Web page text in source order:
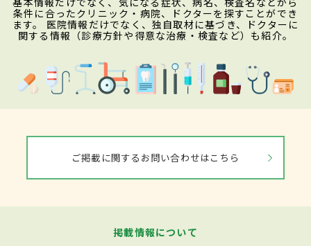
条件に合ったクリニック・病院、ドクターを探すことができ
ます。 医院情報だけでなく、独自取材に基づき、ドクターに
関する情報（診療方針や得意な治療・検査など）も紹介。
ご掲載に関するお問い合わせはこちら
掲載情報について